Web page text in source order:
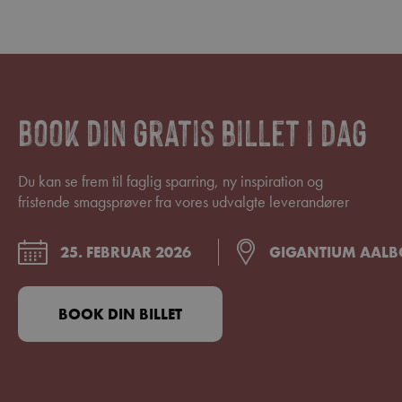
Book din gratis billet i dag
Du kan se frem til faglig sparring, ny inspiration og
fristende smagsprøver fra vores udvalgte leverandører
25. FEBRUAR 2026 GIGANTIUM
BOOK DIN BILLET